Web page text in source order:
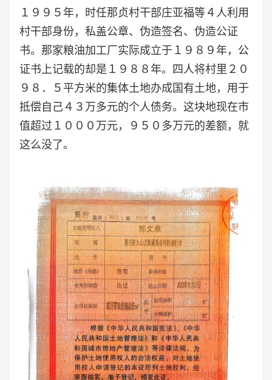
１９９５年，时任那贞村干部庄亚福等４人利用
村干部身份，私盖公章、伪造签名、伪造公证
书。那家粮油加工厂实际成立于１９８９年，公
证书上记载的却是１９８８年。四人将村里２０
９８．５平方米的集体土地办成国有土地，用于
抵偿自己４３万多元的个人债务。这块地现在市
值超过１０００万元，９５０多万元的差额，就
这么没了。